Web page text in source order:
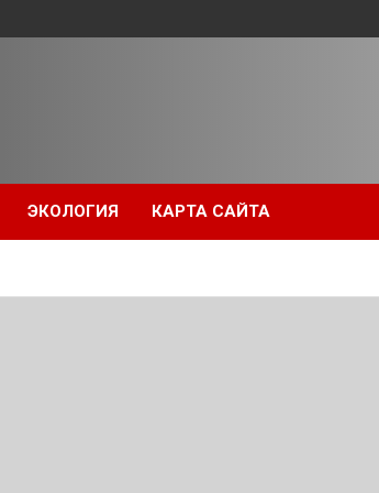
ЭКОЛОГИЯ КАРТА САЙТА